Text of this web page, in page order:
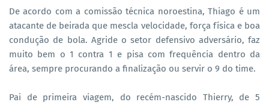
De acordo com a comissão técnica noroestina, Thiago é um
atacante de beirada que mescla velocidade, força física e boa
condução de bola. Agride o setor defensivo adversário, faz
muito bem o 1 contra 1 e pisa com frequência dentro da
área, sempre procurando a finalização ou servir o 9 do time.
Pai de primeira viagem, do recém-nascido Thierry, de 5